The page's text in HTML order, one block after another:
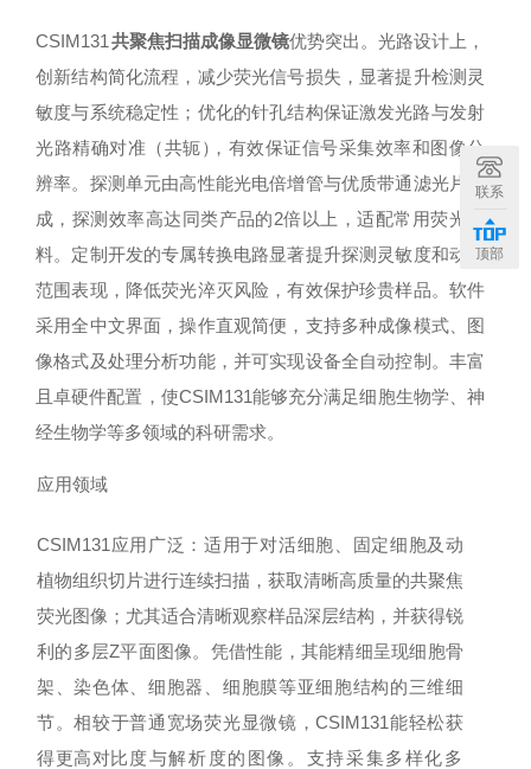
CSIM131 共聚焦扫描成像显微镜优势突出。光路设计上，
创新结构简化流程，减少荧光信号损失，显著提升检测灵
敏度与系统稳定性；优化的针孔结构保证激发光路与发射
光路精确对准（共轭） ，有效保证信号采集效率和图像分
辨率。探测单元由⾼性能光电倍增管与优质带通滤光⽚组
成，探测效率⾼达同类产品的2倍以上，适配常⽤荧光染
料。定制开发的专属转换电路显著提升探测灵敏度和动态
范围表现，降低荧光淬灭⻛险，有效保护珍贵样品。软件
采⽤全中⽂界⾯，操作直观简便，⽀持多种成像模式、图
像格式及处理分析功能，并可实现设备全⾃动控制。丰富
且卓硬件配置， 使CSIM131能够充分满⾜细胞⽣物学、神
经⽣物学等多领域的科研需求。
应⽤领域
CSIM131 应⽤⼴泛：适⽤于对活细胞、固定细胞及动
植物组织切⽚进⾏连续扫描，获取清晰⾼质量的共聚焦
荧光图像；尤其适合清晰观察样品深层结构，并获得锐
利的多层Z平⾯图像。凭借性能，其能精细呈现细胞⻣
架、染⾊体、细胞器、细胞膜等亚细胞结构的三维细
节。相较于普通宽场荧光显微镜，CSIM131能轻松获
得更⾼对⽐ 度与解析度的图像。⽀持采集多样化多
联系
顶部